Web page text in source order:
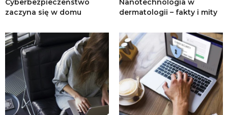
Cyberbezpieczeństwo
zaczyna się w domu
Nanotechnologia w
dermatologii – fakty i mity